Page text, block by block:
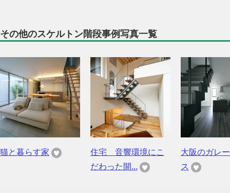
その他のスケルトン階段事例写真一覧
猫と暮らす家
住宅 音響環境にこ
だわった開...
大阪のガレ
ス